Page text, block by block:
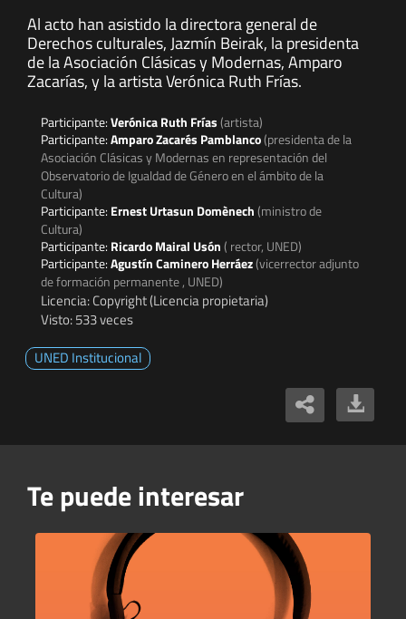
Al acto han asistido la directora general de
Derechos culturales, Jazmín Beirak, la presidenta
de la Asociación Clásicas y Modernas, Amparo
Zacarías, y la artista Verónica Ruth Frías.
Participante:Verónica Ruth Frías(artista)
Participante:Amparo Zacarés Pamblanco(presidenta de la
Asociación Clásicas y Modernas en representación del
Observatorio de Igualdad de Género en el ámbito de la
Cultura)
Participante: Ernest Urtasun Domènech(ministro de
Cultura)
Participante: Ricardo Mairal Usón( rector, UNED)
Participante:Agustín Caminero Herráez(vicerrector adjunto
de formación permanente , UNED)
Licencia: Copyright (Licencia propietaria)
Visto: 533 veces
UNED Institucional
Te puede interesar